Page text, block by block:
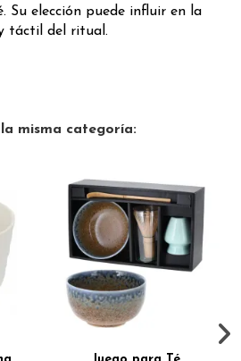
Su elección puede influir en la
táctil del ritual.
misma categoría: